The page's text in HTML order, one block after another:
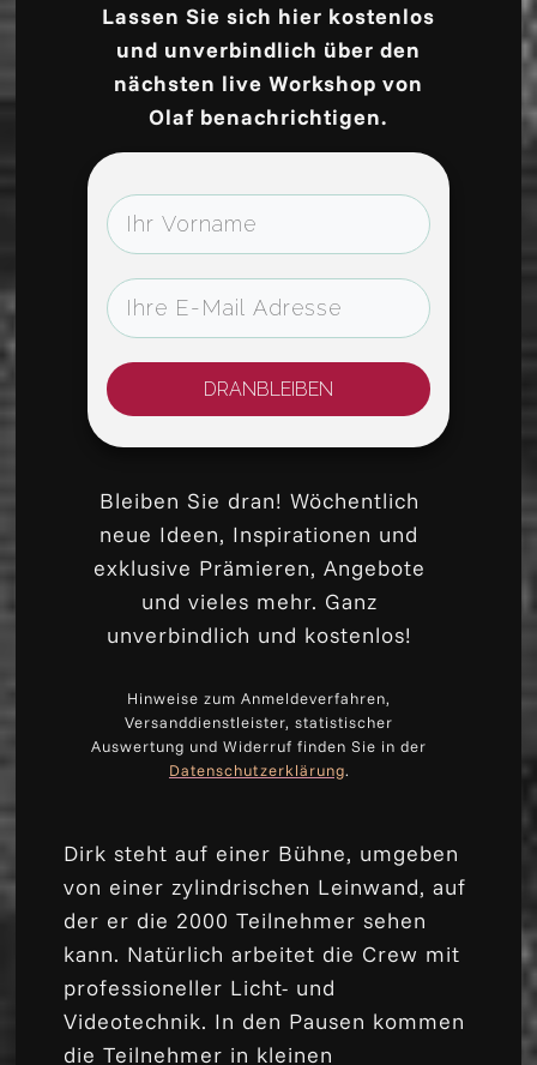
Lassen Sie sich hier kostenlos
und unverbindlich über den
nächsten live Workshop von
Olaf benachrichtigen.
DRANBLEIBEN
Bleiben Sie dran! Wöchentlich
neue Ideen, Inspirationen und
exklusive Prämieren, Angebote
und vieles mehr. Ganz
unverbindlich und kostenlos!
Hinweise zum Anmeldeverfahren,
Versanddienstleister, statistischer
Auswertung und Widerruf finden Sie in der
Datenschutzerklärung.
Dirk steht auf einer Bühne, umgeben
von einer zylindrischen Leinwand, auf
der er die 2000 Teilnehmer sehen
kann. Natürlich arbeitet die Crew mit
professioneller Licht- und
Videotechnik. In den Pausen kommen
die Teilnehmer in kleinen